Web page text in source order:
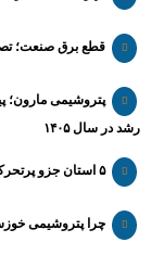
قطع برق صنعت؛
پتروشیمی مارون؛
رشد در سال ۱۴۰۵
۵ استان جزو پرتحرک‌ترین اقتصاد‌های کشور
چرا پتروشیمی